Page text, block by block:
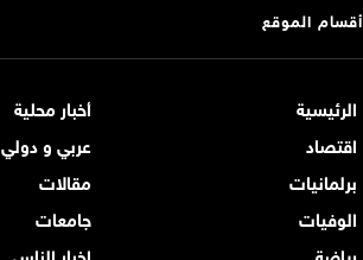
أقسام الموقع
الرئيسية
أخبار محلية
اقتصاد
عربي و دولي
برلمانيات
مقالات
الوفيات
جامعات